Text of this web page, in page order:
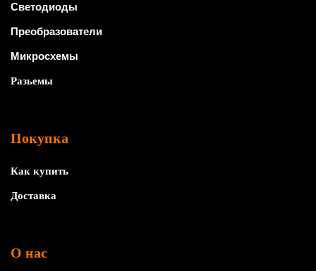
Светодиоды
Преобразователи
Микросхемы
Разьемы
Покупка
Как купить
Доставка
О нас